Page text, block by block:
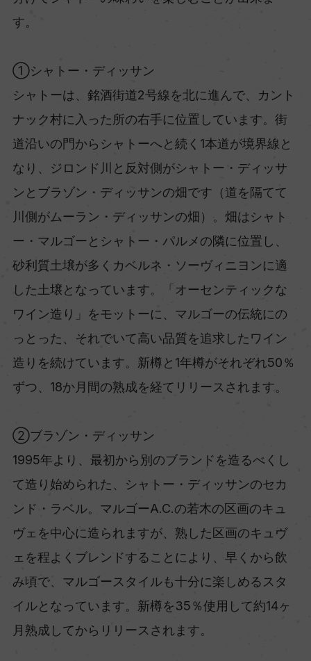
す。
①シャトー・ディッサン
シャトーは、銘酒街道2号線を北に進んで、カント
ナック村に入った所の右手に位置しています。街
道沿いの門からシャトーへと続く1本道が境界線と
なり、ジロンド川と反対側がシャトー・ディッサ
ンとブラゾン・ディッサンの畑です（道を隔てて
川側がムーラン・ディッサンの畑）。畑はシャト
ー・マルゴーとシャトー・パルメの隣に位置し、
砂利質土壌が多くカベルネ・ソーヴィニヨンに適
した土壌となっています。「オーセンティックな
ワイン造り」をモットーに、マルゴーの伝統にの
っとった、それでいて高い品質を追求したワイン
造りを続けています。新樽と1年樽がそれぞれ50％
ずつ、18か月間の熟成を経てリリースされます。
②ブラゾン・ディッサン
1995年より、最初から別のブランドを造るべくし
て造り始められた、シャトー・ディッサンのセカ
ンド・ラベル。マルゴーA.C.の若木の区画のキュ
ヴェを中心に造られますが、熟した区画のキュヴ
ェを程よくブレンドすることにより、早くから飲
み頃で、マルゴースタイルも十分に楽しめるスタ
イルとなっています。新樽を35％使用して約14ヶ
月熟成してからリリースされます。